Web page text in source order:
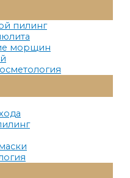
Меню
пилинг
морщин
Меню